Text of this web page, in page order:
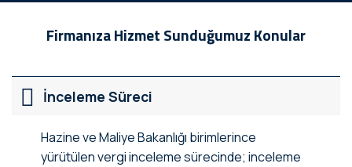
Firmanıza Hizmet Sunduğumuz Konular
İnceleme Süreci
Hazine ve Maliye Bakanlığı birimlerince
yürütülen vergi inceleme sürecinde; inceleme